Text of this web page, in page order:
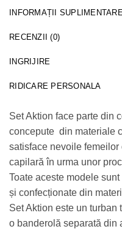
INFORMAȚII SUPLIMENTARE
RECENZII (0)
INGRIJIRE
RIDICARE PERSONALA
Set Aktion face parte din
concepute din materiale
satisface nevoile
capilară în urma unor
Toate aceste modele
și confecționate din
Set Aktion este un
o banderolă separată din